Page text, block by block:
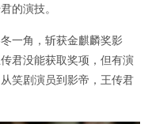
的演技。
一角，斩获金麒麟奖影
君没能获取奖项，但有演
笑剧演员到影帝，王传君